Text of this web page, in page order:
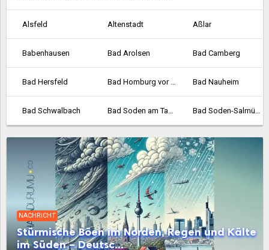
Alsfeld Altenstadt Aßlar
Babenhausen Bad Arolsen Bad Camberg
Bad Hersfeld Bad Homburg vor der Höhe Bad Nauheim
Bad Schwalbach Bad Soden am Taunus Bad Soden-Salmünster
Bad Vilbel Bad Wildungen Baunatal
Bebra Bensheim Biedenkopf
Bischofsheim Bockenheim Borken
Bornheim Braunfels Bruchköbel
NACHRICHT
Stürmische Böen im Norden, Regen und Kälte
im Süden – Deutsc...